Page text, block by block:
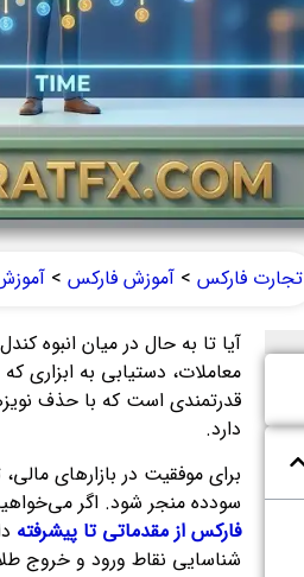
تجارت فارکس > آموزش فارکس >
آیا تا به حال در میان انبوه
قدرتمندی است که با حذف
دارد.
برای موفقیت در بازارهای
سودده منجر شود. اگر
فارکس از مقدماتی تا پیشرفته
شناسایی نقاط ورود و خروج